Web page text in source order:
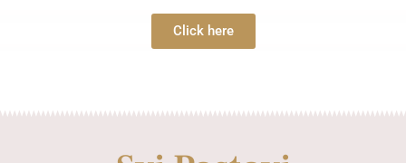
Click here